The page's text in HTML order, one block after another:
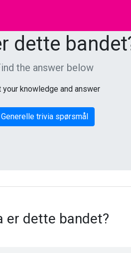
dette
the answer below
your knowledge and answer
Generelle trivia spørsmål
er dette bandet?